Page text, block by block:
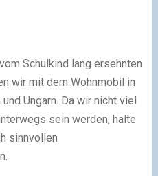
Schulkind lang ersehnten
wir mit dem Wohnmobil in
Ungarn. Da wir nicht viel
sein werden, halte
sinnvollen